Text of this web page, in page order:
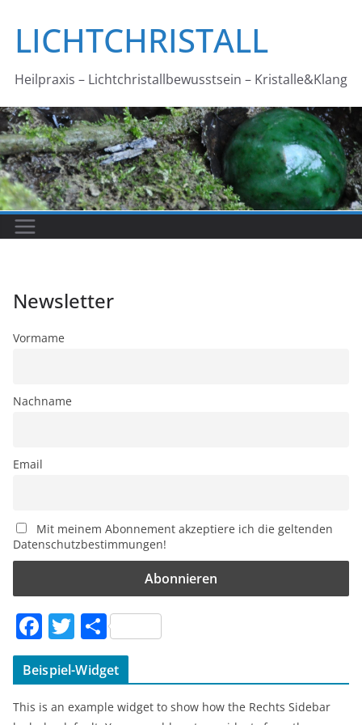
Inhalt
springen
LICHTCHRISTALL
Heilpraxis – Lichtchristallbewusstsein – Kristalle&Klang
Newsletter
Vormame
Nachname
Email
Mit meinem Abonnement akzeptiere ich die geltenden
Datenschutzbestimmungen!
F
a
c
e
T
w
itt
er
T
ei
le
n
Beispiel-Widget
This is an example widget to show how the Rechts Sidebar